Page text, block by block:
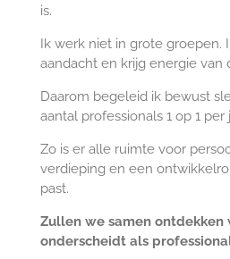
is.
Ik werk niet in grote groepen.
aandacht en krijg energie van
Daarom begeleid ik bewust
aantal professionals 1 op 1 per
Zo is er alle ruimte voor
verdieping en een
past.
Zullen we samen ontdekken
onderscheidt als